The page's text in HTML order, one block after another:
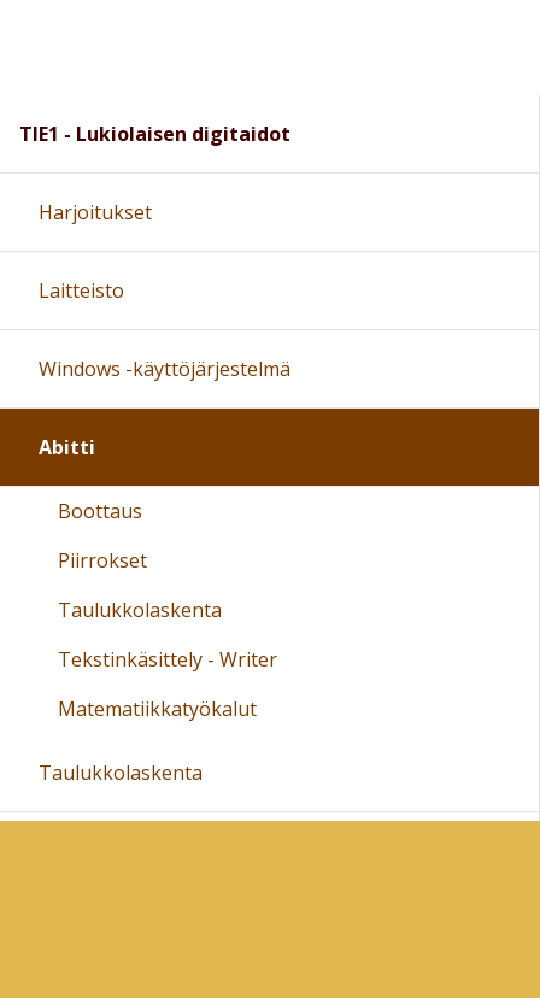
TIE1 - Lukiolaisen digitaidot
Harjoitukset
Laitteisto
Windows -käyttöjärjestelmä
Abitti
Boottaus
Piirrokset
Taulukkolaskenta
Tekstinkäsittely - Writer
Matematiikkatyökalut
Taulukkolaskenta